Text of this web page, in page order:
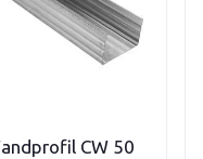
anzeigen
CW 50